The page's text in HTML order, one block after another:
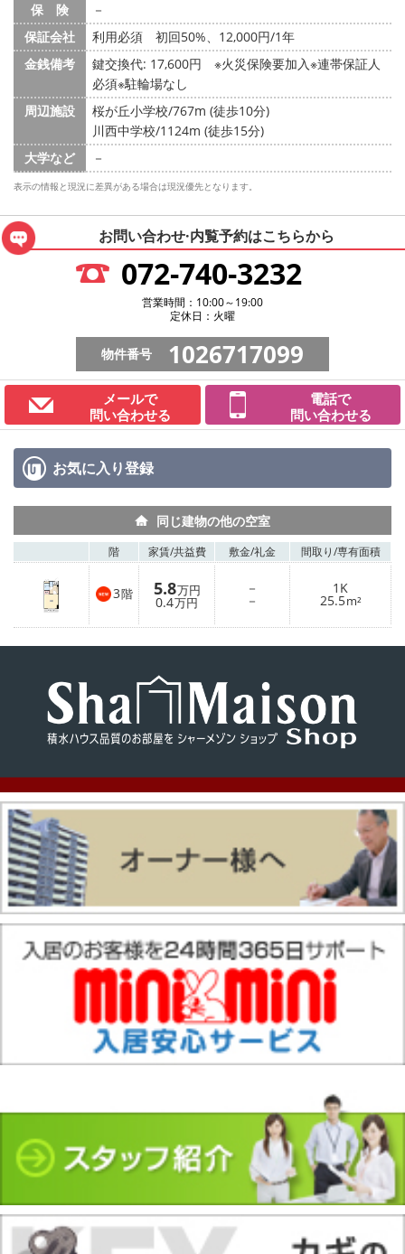
保 険
－
保証会社
利用必須 初回50%、12,000円/1年
金銭備考
鍵交換代: 17,600円
※火災保険要加入※連帯保証人
必須※駐輪場なし
周辺施設
桜が丘小学校/767m (徒歩10分)
川西中学校/1124m (徒歩15分)
大学など
－
表示の情報と現況に差異がある場合は現況優先となります。
お問い合わせ·内覧予約はこちらから
072-740-3232
営業時間：10:00～19:00
定休日：火曜
物件番号 1026717099
メールで
問い合わせる
電話で
問い合わせる
お気に入り登録
同じ建物の他の空室
階 家賃/共益費 敷金/礼金 間取り/専有面積
3階 5.8万円
0.4万円
－
－
1K
25.5m²